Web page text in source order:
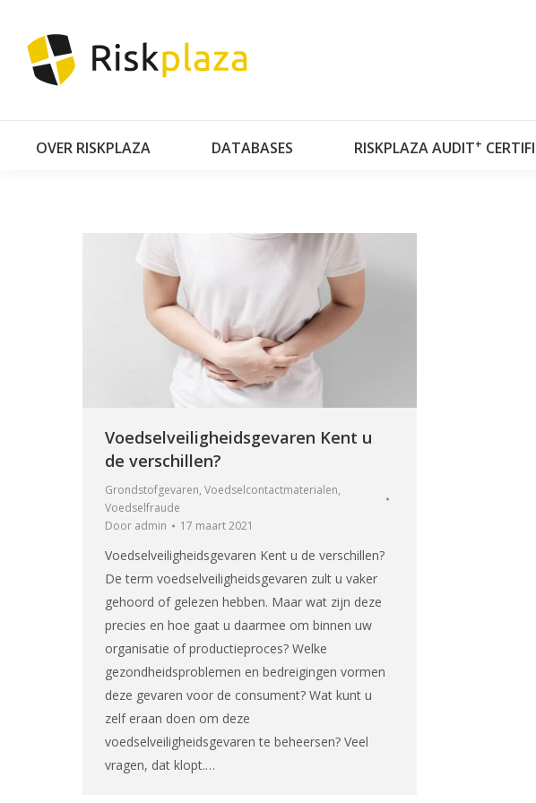
OVER RISKPLAZA DATABASES RISKPLAZA AUDIT+
Voedselveiligheidsgevaren Kent u
de verschillen?
Grondstofgevaren, Voedselcontactmaterialen,
Voedselfraude
Door admin 17 maart 2021
Voedselveiligheidsgevaren Kent u de verschillen?
De term voedselveiligheidsgevaren zult u vaker
gehoord of gelezen hebben. Maar wat zijn deze
precies en hoe gaat u daarmee om binnen uw
organisatie of productieproces? Welke
gezondheidsproblemen en bedreigingen vormen
deze gevaren voor de consument? Wat kunt u
zelf eraan doen om deze
voedselveiligheidsgevaren te beheersen? Veel
vragen, dat klopt.…